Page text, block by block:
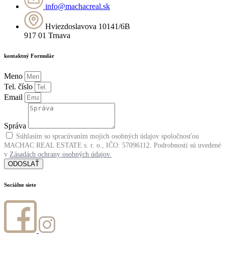
info@machacreal.sk
Hviezdoslavova 10141/6B
917 01 Trnava
kontaktný Formulár
Meno
Tel. číslo
Email
Správa
Súhlasím so spracúvaním mojich osobných údajov spoločnosťou
MACHAC REAL ESTATE s. r. o., IČO: 57096112. Podrobnosti sú uvedené
v Zásadách ochrany osobných údajov.
ODOSLAŤ
Sociálne siete